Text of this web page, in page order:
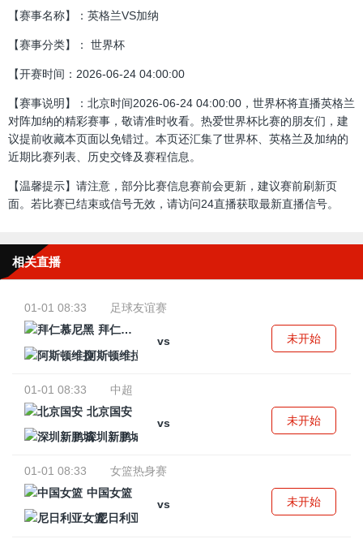
【赛事名称】：英格兰VS加纳
【赛事分类】： 世界杯
【开赛时间：2026-06-24 04:00:00
【赛事说明】：北京时间2026-06-24 04:00:00，世界杯将直播英格兰
对阵加纳的精彩赛事，敬请准时收看。热爱世界杯比赛的朋友们，建
议提前收藏本页面以免错过。本页还汇集了世界杯、英格兰及加纳的
近期比赛列表、历史交锋及赛程信息。
【温馨提示】请注意，部分比赛信息赛前会更新，建议赛前刷新页
面。若比赛已结束或信号无效，请访问24直播获取最新直播信号。
相关直播
01-01 08:33
足球友谊赛
拜仁慕尼黑
vs
阿斯顿维拉
未开始
01-01 08:33
中超
北京国安
vs
深圳新鹏城
未开始
01-01 08:33
女篮热身赛
中国女篮
vs
尼日利亚女篮
未开始